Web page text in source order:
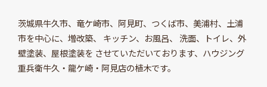
茨城県牛久市、竜ケ崎市、阿見町、つくば市、美浦村、土浦
市を中心に、増改築、 キッチン、お風呂、 洗面、トイレ、外
壁塗装、屋根塗装を させていただいております、ハウジング
重兵衛牛久・龍ケ崎・阿見店の植木です。